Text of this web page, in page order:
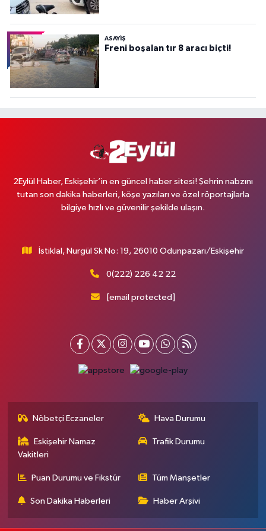
ASAYİŞ
Freni boşalan tır 8 aracı biçti!
2Eylül Haber, Eskişehir’in en güncel haber sitesi! Şehrin nabzını
tutan son dakika haberleri, köşe yazıları ve özel röportajlarla
bilgiye hızlı ve güvenilir şekilde ulaşın.
İstiklal, Nurgül Sk No: 19, 26010 Odunpazarı/Eskişehir
0(222) 226 42 22
[email protected]
Nöbetçi Eczaneler Hava Durumu
Eskişehir Namaz
Vakitleri
Trafik Durumu
Puan Durumu ve Fikstür Tüm Manşetler
Son Dakika Haberleri Haber Arşivi